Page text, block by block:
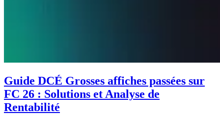
Guide DCÉ Grosses affiches passées sur
FC 26 : Solutions et Analyse de
Rentabilité